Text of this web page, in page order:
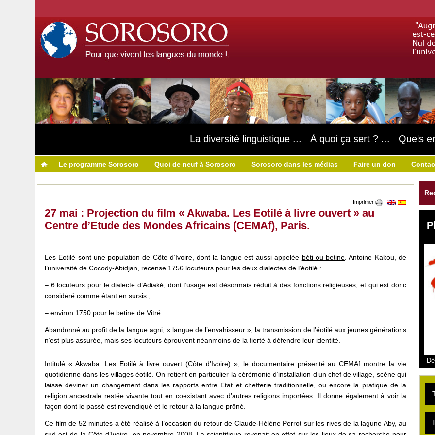
La diversité linguistique ... À quoi ça sert ? ... Quels
Le programme Sorosoro Quoi de neuf à Sorosoro Sorosoro dans les médias Faire un don
Imprimer |
27 mai : Projection du film « Akwaba. Les Eotilé à livre ouvert » au
Centre d’Etude des Mondes Africains (CEMAf), Paris.
Les Eotilé sont une population de Côte d’Ivoire, dont la langue est aussi appelée béti ou betine . Antoine Kakou, de
l’université de Cocody-Abidjan, recense 1756 locuteurs pour les deux dialectes de l’éotilé :
– 6 locuteurs pour le dialecte d’Adiaké, dont l’usage est désormais réduit à des fonctions religieuses, et qui est donc
considéré comme étant en sursis ;
– environ 1750 pour le betine de Vitré.
Abandonné au profit de la langue agni, « langue de l’envahisseur », la transmission de l’éotilé aux jeunes générations
n’est plus assurée, mais ses locuteurs éprouvent néanmoins de la fierté à défendre leur identité.
Intitulé « Akwaba. Les Eotilé à livre ouvert (Côte d’Ivoire) », le documentaire présenté auCEMAf montre la vie
quotidienne dans les villages éotilé. On retient en particulier la cérémonie d’installation d’un chef de village, scène qui
laisse deviner un changement dans les rapports entre Etat et chefferie traditionnelle, ou encore la pratique de la
religion ancestrale restée vivante tout en coexistant avec d’autres religions importées. Il donne également à voir la
façon dont le passé est revendiqué et le retour à la langue prôné.
Ce film de 52 minutes a été réalisé à l’occasion du retour de Claude-Hélène Perrot sur les rives de la lagune Aby, au